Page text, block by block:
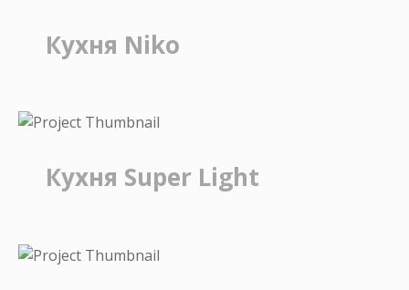
Кухня Niko
Кухня Super Light